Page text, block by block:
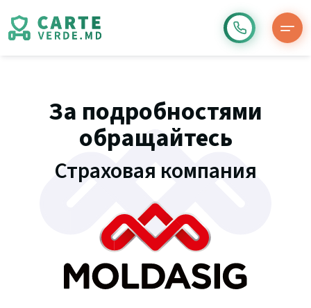
За подробностями
обращайтесь
Страховая компания